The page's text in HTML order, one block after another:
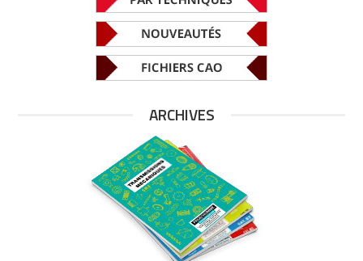
ARCHIVES